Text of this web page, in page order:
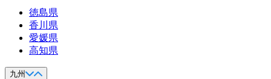
徳島県
香川県
愛媛県
高知県
九州